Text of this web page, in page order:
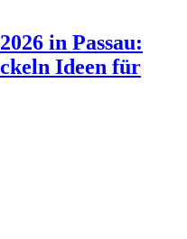
in Passau:
Ideen für